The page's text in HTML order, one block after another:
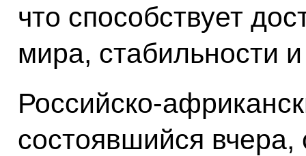
что способствует
мира, стабильности
Российско-
состоявшийся вчера,